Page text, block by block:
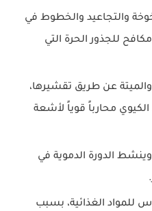
والتجاعيد والخطوط في
للجذور الحرة التي
والميتة عن طريق تقشيرها،
الكيوي محارباً قوياً لأشعة
الدورة الدموية في
الغذائية، بسبب